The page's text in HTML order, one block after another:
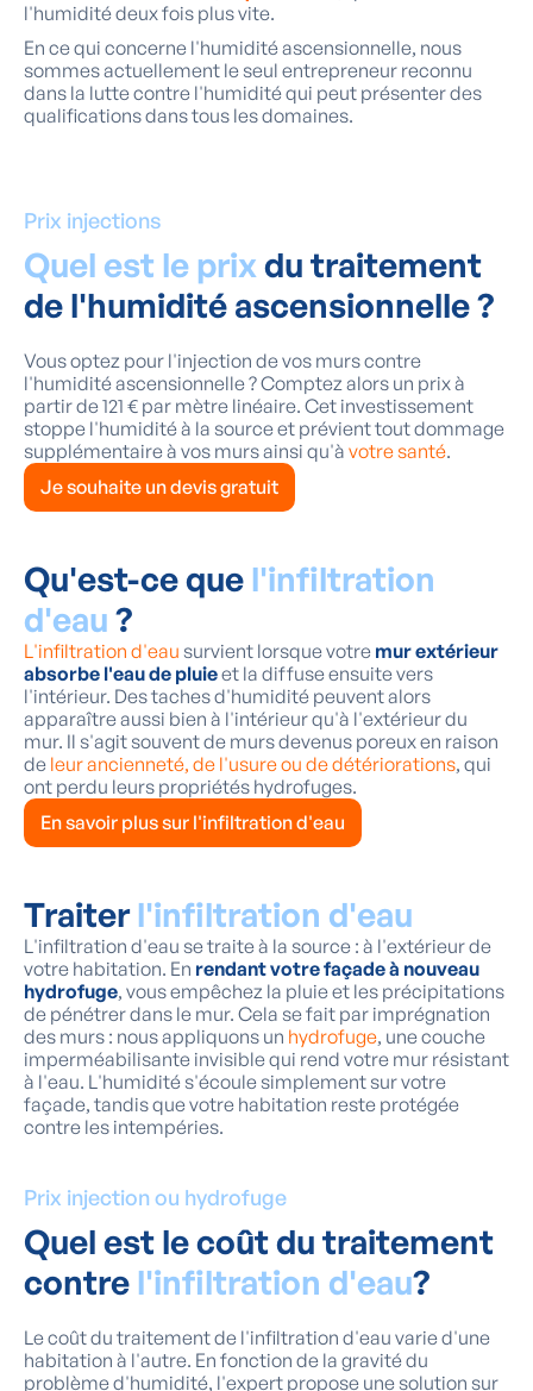
l'humidité deux fois plus vite.
En ce qui concerne l'humidité ascensionnelle, nous
sommes actuellement le seul entrepreneur reconnu
dans la lutte contre l'humidité qui peut présenter des
qualifications dans tous les domaines.
Prix injections
Quel est le prix du traitement
de l'humidité ascensionnelle ?
Vous optez pour l'injection de vos murs contre
l'humidité ascensionnelle ? Comptez alors un prix à
partir de 121 € par mètre linéaire. Cet investissement
stoppe l'humidité à la source et prévient tout dommage
supplémentaire à vos murs ainsi qu'à votre santé.
Je souhaite un devis gratuit
Qu'est-ce que l'infiltration
d'eau ?
L'infiltration d'eau survient lorsque votre mur extérieur
absorbe l'eau de pluieet la diffuse ensuite vers
l'intérieur. Des taches d'humidité peuvent alors
apparaître aussi bien à l'intérieur qu'à l'extérieur du
mur. Il s'agit souvent de murs devenus poreux en raison
de leur ancienneté, de l'usure ou de détériorations, qui
ont perdu leurs propriétés hydrofuges.
En savoir plus sur l'infiltration d'eau
Traiterl'infiltration d'eau
L'infiltration d'eau se traite à la source : à l'extérieur de
votre habitation. En rendant votre façade à nouveau
hydrofuge, vous empêchez la pluie et les précipitations
de pénétrer dans le mur. Cela se fait par imprégnation
des murs : nous appliquons un hydrofuge, une couche
imperméabilisante invisible qui rend votre mur résistant
à l'eau. L'humidité s'écoule simplement sur votre
façade, tandis que votre habitation reste protégée
contre les intempéries.
Prix injection ou hydrofuge
Quel est le coût du traitement
contre l'infiltration d'eau?
Le coût du traitement de l'infiltration d'eau varie d'une
habitation à l'autre. En fonction de la gravité du
problème d'humidité, l'expert propose une solution sur